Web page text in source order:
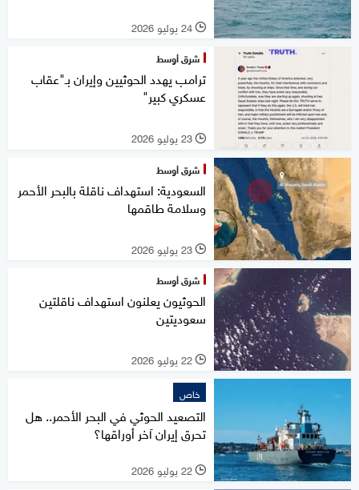
l 24 يوليو 2026
شرق أوسط
ترامب يهدد الحوثيين وإيران بـ"عقاب
عسكري كبير"
l 23 يوليو 2026
شرق أوسط
السعودية: استهداف ناقلة بالبحر الأحمر
وسلامة طاقمها
l 23 يوليو 2026
شرق أوسط
الحوثيون يعلنون استهداف ناقلتين
سعوديتين
l 22 يوليو 2026
خاص
التصعيد الحوثي في البحر الأحمر.. هل
تحرق إيران آخر أوراقها؟
l 22 يوليو 2026